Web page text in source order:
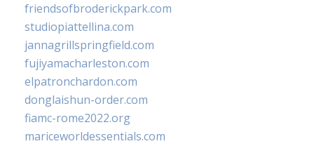
friendsofbroderickpark.com
studiopiattellina.com
jannagrillspringfield.com
fujiyamacharleston.com
elpatronchardon.com
donglaishun-order.com
fiamc-rome2022.org
mariceworldessentials.com